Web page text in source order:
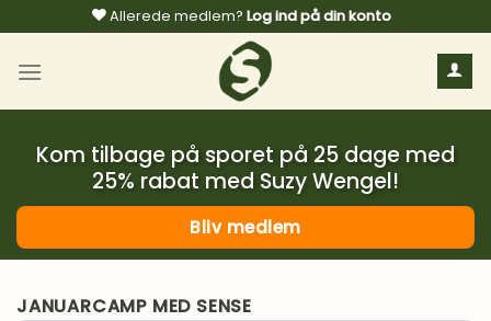
til
indhold
Allerede medlem? Log ind på din konto
Kom tilbage på sporet på 25 dage med
25% rabat med Suzy Wengel!
Bliv medlem
JANUARCAMP MED SENSE